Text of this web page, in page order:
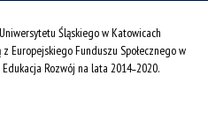
Śląskiego w Katowicach
Europejskiego Funduszu Społecznego w
Rozwój na lata 2014˗2020.